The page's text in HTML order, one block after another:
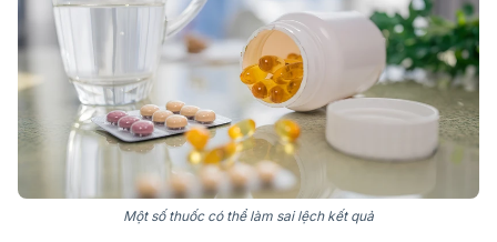
Một số thuốc có thể làm sai lệch kết quả